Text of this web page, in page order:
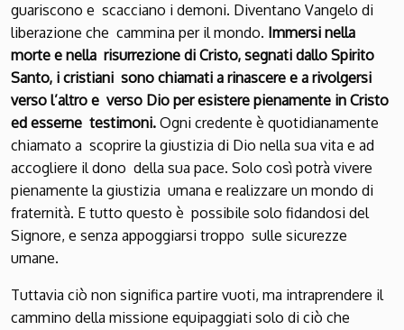
guariscono e scacciano i demoni. Diventano Vangelo di
liberazione che cammina per il mondo. Immersi nella
morte e nella risurrezione di Cristo, segnati dallo Spirito
Santo, i cristiani sono chiamati a rinascere e a rivolgersi
verso l’altro e verso Dio per esistere pienamente in Cristo
ed esserne testimoni. Ogni credente è quotidianamente
chiamato a scoprire la giustizia di Dio nella sua vita e ad
accogliere il dono della sua pace. Solo così potrà vivere
pienamente la giustizia umana e realizzare un mondo di
fraternità. E tutto questo è possibile solo fidandosi del
Signore, e senza appoggiarsi troppo sulle sicurezze
umane.
Tuttavia ciò non significa partire vuoti, ma intraprendere il
cammino della missione equipaggiati solo di ciò che